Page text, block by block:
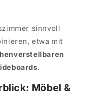
sinnvoll
etwa mit
.
Möbel &